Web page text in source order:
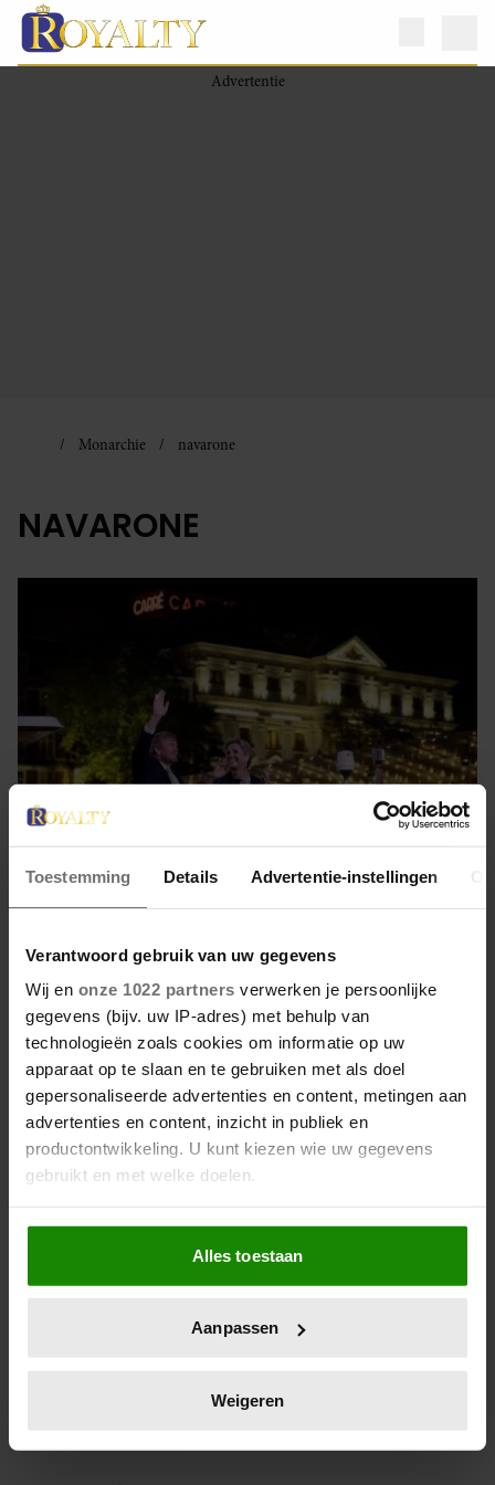
Toestemming Details Advertentie-instellingen
Verantwoord gebruik van uw gegevens
Wij en onze 1022 partners verwerken je persoonlijke
gegevens (bijv. uw IP-adres) met behulp van
technologieën zoals cookies om informatie op uw
apparaat op te slaan en te gebruiken met als doel
gepersonaliseerde advertenties en content, metingen aan
advertenties en content, inzicht in publiek en
productontwikkeling. U kunt kiezen wie uw gegevens
gebruikt en met welke doelen.
Als u het toestaat, willen we ook graag:
Informatie verzamelen over uw geografische
locatie, die tot een paar meter nauwkeurig kan zijn
scannen op specifieke eigenschappen (fingerprinting)
verwerkt en stel uw voorkeuren in het
intrekken in de Cookieverklaring.
Alles toestaan
Aanpassen
Weigeren
Monarchie navarone
NAVARONE
RUIM 1,1 MILJOEN KIJKERS
VOOR 5 MEI-CONCERT MET
KONINGSPAAR
Daarmee stond de uitzending op plek drie in de lijst
met best bekeken programma's, aldus Stichting
KijkOnderzoek.